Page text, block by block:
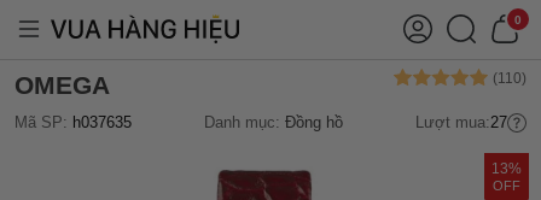
0
OMEGA
Mã SP: h037635 Danh mục: Đồng hồ Lượt mua:27
13%
OFF